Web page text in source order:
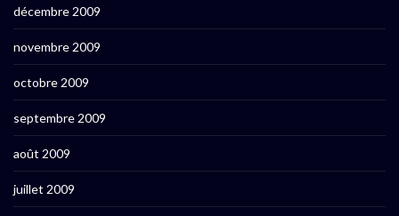
décembre 2009
novembre 2009
octobre 2009
septembre 2009
août 2009
juillet 2009